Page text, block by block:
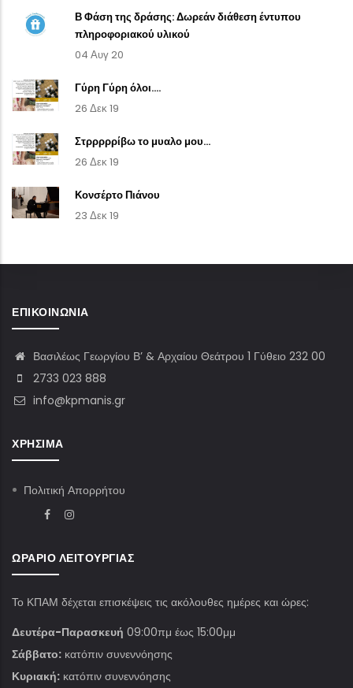
Β Φάση της δράσης: Δωρεάν διάθεση έντυπου
πληροφοριακού υλικού
04 Αυγ 20
Γύρη Γύρη όλοι....
26 Δεκ 19
Στρρρρρίβω το μυαλο μου...
26 Δεκ 19
Κονσέρτο Πιάνου
23 Δεκ 19
ΕΠΙΚΟΙΝΩΝΊΑ
Βασιλέως Γεωργίου Β’ & Αρχαίου Θεάτρου 1 Γύθειο 232 00
2733 023 888
info@kpmanis.gr
ΧΡΉΣΙΜΑ
Πολιτική Απορρήτου
ΩΡΆΡΙΟ ΛΕΙΤΟΥΡΓΊΑΣ
Το ΚΠΑΜ δέχεται επισκέψεις τις ακόλουθες ημέρες και ώρες:
Δευτέρα-Παρασκευή 09:00πμ έως 15:00μμ
Σάββατο: κατόπιν συνεννόησης
Κυριακή: κατόπιν συνεννόησης